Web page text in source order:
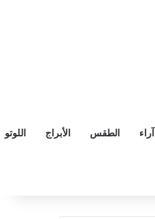
آراء الطقس الأبراج اللوتو